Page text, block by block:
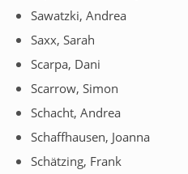
Sawatzki, Andrea
Saxx, Sarah
Scarpa, Dani
Scarrow, Simon
Schacht, Andrea
Schaffhausen, Joanna
Schätzing, Frank